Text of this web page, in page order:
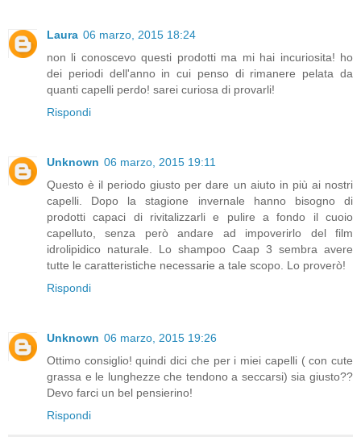
Laura 06 marzo, 2015 18:24
non li conoscevo questi prodotti ma mi hai incuriosita! ho
dei periodi dell'anno in cui penso di rimanere pelata da
quanti capelli perdo! sarei curiosa di provarli!
Rispondi
Unknown 06 marzo, 2015 19:11
Questo è il periodo giusto per dare un aiuto in più ai nostri
capelli. Dopo la stagione invernale hanno bisogno di
prodotti capaci di rivitalizzarli e pulire a fondo il cuoio
capelluto, senza però andare ad impoverirlo del film
idrolipidico naturale. Lo shampoo Caap 3 sembra avere
tutte le caratteristiche necessarie a tale scopo. Lo proverò!
Rispondi
Unknown 06 marzo, 2015 19:26
Ottimo consiglio! quindi dici che per i miei capelli ( con cute
grassa e le lunghezze che tendono a seccarsi) sia giusto??
Devo farci un bel pensierino!
Rispondi